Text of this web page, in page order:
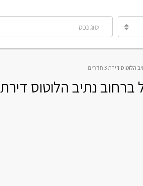
מרטה אמבון
סוג נכס
דירת 3 חדרים
נתיב הלוטוס דירת 3 חדרים